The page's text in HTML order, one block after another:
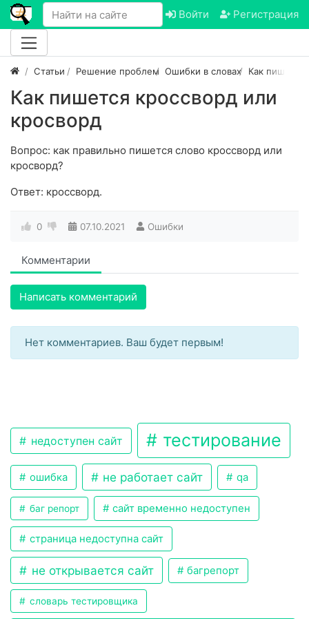
Войти Регистрация
Статьи Решение проблем Ошибки в словах Как пишется
Как пишется кроссворд или
кросворд
Вопрос: как правильно пишется слово кроссворд или
кросворд?
Ответ: кроссворд.
0 07.10.2021 Ошибки
Комментарии
Написать комментарий
Нет комментариев. Ваш будет первым!
недоступен сайт тестирование
ошибка не работает сайт qa
баг репорт сайт временно недоступен
страница недоступна сайт
не открывается сайт багрепорт
словарь тестировщика